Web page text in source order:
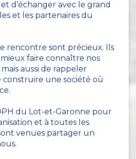
d’échanger avec le grand
et les partenaires du
rencontre sont précieux. Ils
faire connaître nos
aussi de rappeler
construire une société où
du Lot-et-Garonne pour
et à toutes les
venues partager un